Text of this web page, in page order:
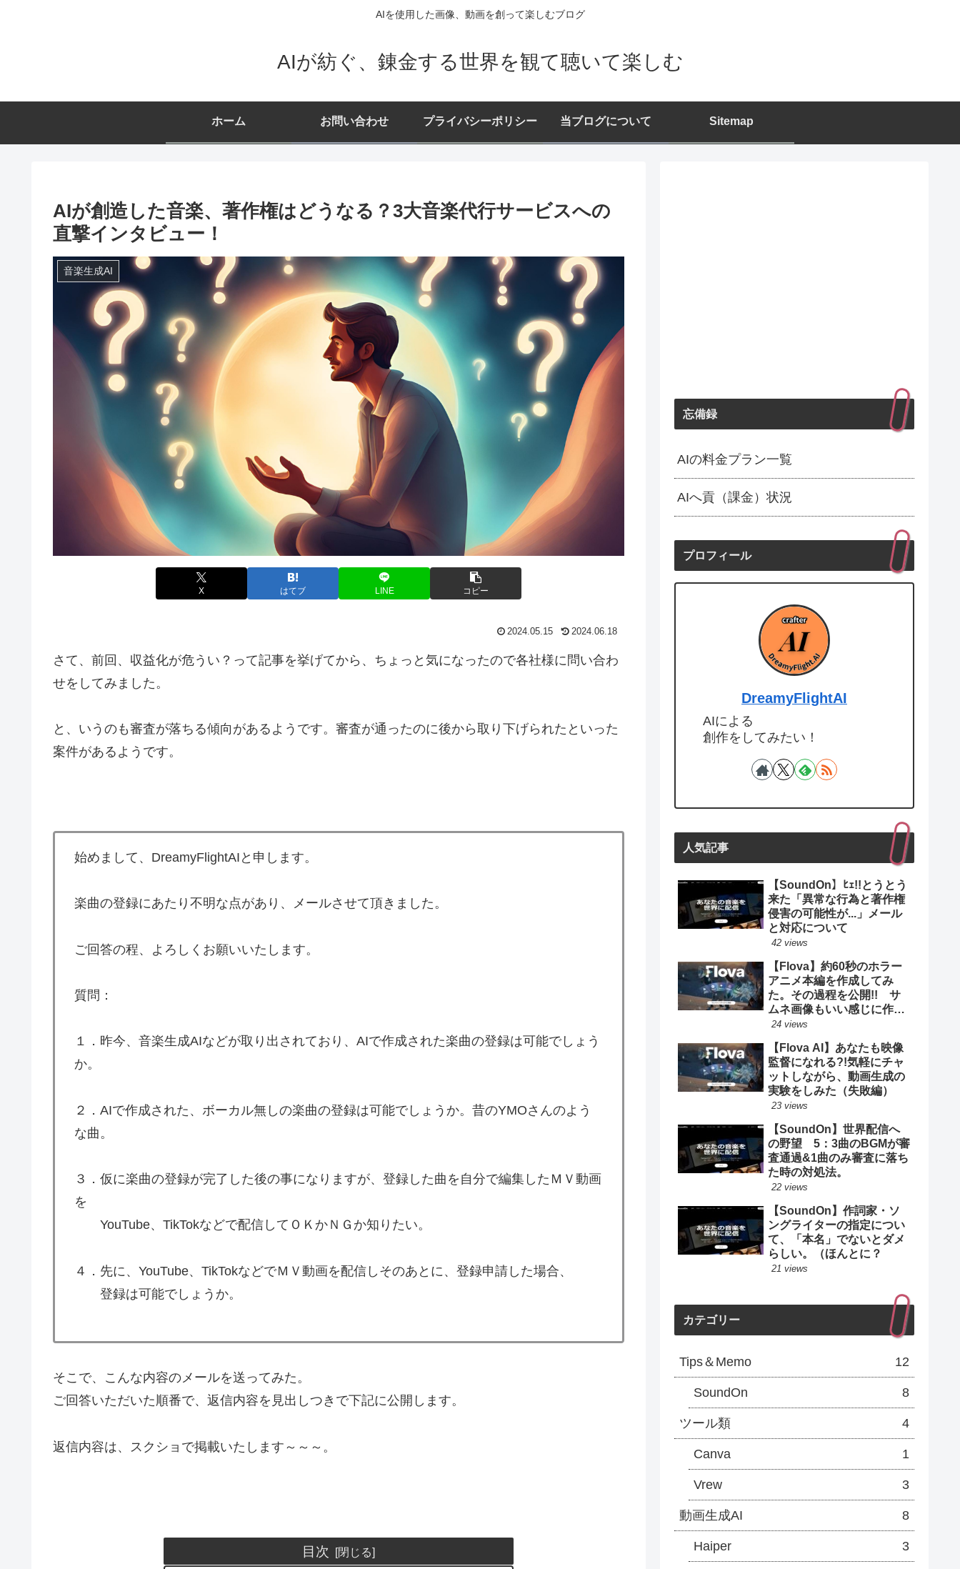
AIを使用した画像、動画を創って楽しむブログ
AIが紡ぐ、錬金する世界を観て聴いて楽しむ
ホーム お問い合わせ プライバシーポリシー 当ブログについて Sitemap
AIが創造した音楽、著作権はどうなる？3大音楽代行サービスへの
直撃インタビュー！
音楽生成AI
X はてブ LINE コピー
2024.05.15 2024.06.18
さて、前回、収益化が危うい？って記事を挙げてから、ちょっと気になったので各社様に問い合わ
せをしてみました。
と、いうのも審査が落ちる傾向があるようです。審査が通ったのに後から取り下げられたといった
案件があるようです。
始めまして、DreamyFlightAIと申します。
楽曲の登録にあたり不明な点があり、メールさせて頂きました。
ご回答の程、よろしくお願いいたします。
質問：
１．昨今、音楽生成AIなどが取り出されており、AIで作成された楽曲の登録は可能でしょう
か。
２．AIで作成された、ボーカル無しの楽曲の登録は可能でしょうか。昔のYMOさんのよう
な曲。
３．仮に楽曲の登録が完了した後の事になりますが、登録した曲を自分で編集したＭＶ動画
を
YouTube、TikTokなどで配信してＯＫかＮＧか知りたい。
４．先に、YouTube、TikTokなどでＭＶ動画を配信しそのあとに、登録申請した場合、
登録は可能でしょうか。
そこで、こんな内容のメールを送ってみた。
ご回答いただいた順番で、返信内容を見出しつきで下記に公開します。
返信内容は、スクショで掲載いたします～～～。
目次
忘備録
AIの料金プラン一覧
AIへ貢（課金）状況
プロフィール
DreamyFlightAI
AIによる
創作をしてみたい！
人気記事
【SoundOn】ﾋｪ!!とうとう
来た「異常な行為と著作権
侵害の可能性が...」メール
と対応について
42 views
【Flova】約60秒のホラー
アニメ本編を作成してみ
た。その過程を公開!! サ
ムネ画像もいい感じに作っ
てくれるってよ。
24 views
【Flova AI】あなたも映像
監督になれる?!気軽にチャ
ットしながら、動画生成の
実験をしみた（失敗編）
23 views
【SoundOn】世界配信へ
の野望 5：3曲のBGMが審
査通過&1曲のみ審査に落ち
た時の対処法。
22 views
【SoundOn】作詞家・ソ
ングライターの指定につい
て、「本名」でないとダメ
らしい。（ほんとに？
21 views
カテゴリー
Tips＆Memo 12
SoundOn 8
ツール類 4
Canva 1
Vrew 3
動画生成AI 8
Haiper 3